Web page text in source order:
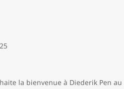
la bienvenue à Diederik Pen au